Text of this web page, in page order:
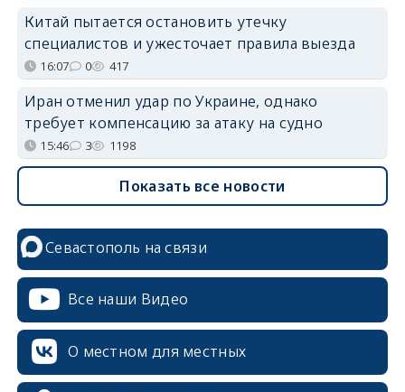
Китай пытается остановить утечку
специалистов и ужесточает правила выезда
16:07 0 417
Иран отменил удар по Украине, однако
требует компенсацию за атаку на судно
15:46 3 1198
Показать все новости
Севастополь на связи
Все наши Видео
О местном для местных